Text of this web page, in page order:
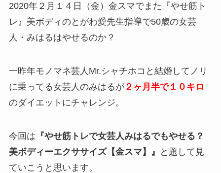
2020年２月１４日（金）金スマでまた『やせ筋ト
レ』美ボディのとがわ愛先生指導で50歳の女芸
人・みはるはやせるのか？
一昨年モノマネ芸人Mr.シャチホコと結婚してノリ
に乗ってる女芸人のみはるが２ヶ月半で１０キロ
のダイエットにチャレンジ。
今回は 『やせ筋トレで女芸人みはるでもやせる？
美ボディーエクササイズ【金スマ】』
と題して見
ていこうと思います。